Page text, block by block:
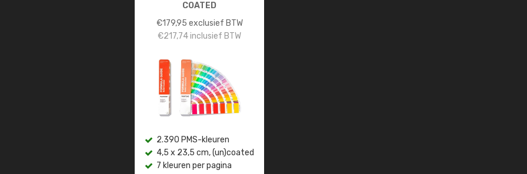
COATED
€179,95 exclusief BTW
€217,74inclusief BTW
2.390 PMS-kleuren
4,5 x 23,5 cm, (un)coated
7 kleuren per pagina